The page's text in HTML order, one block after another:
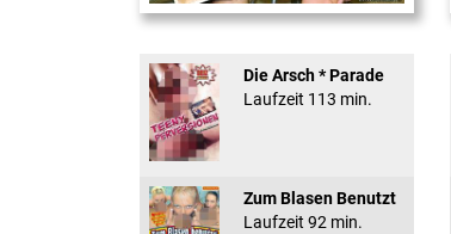
Fickt den Schlampen ...
Die Arsch * Parade
Laufzeit 113 min.
Zum Blasen Benutzt
Laufzeit 92 min.